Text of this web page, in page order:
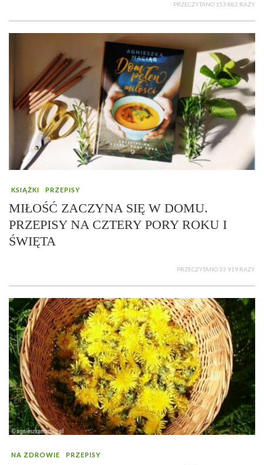
PRZECZYTANO 153 882 RAZY
KSIĄŻKI PRZEPISY
MIŁOŚĆ ZACZYNA SIĘ W DOMU.
PRZEPISY NA CZTERY PORY ROKU I
ŚWIĘTA
PRZECZYTANO 33 919 RAZY
NA ZDROWIE PRZEPISY